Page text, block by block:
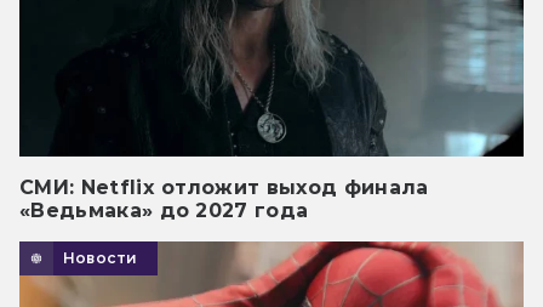
СМИ: Netflix отложит выход финала
«Ведьмака» до 2027 года
Новости